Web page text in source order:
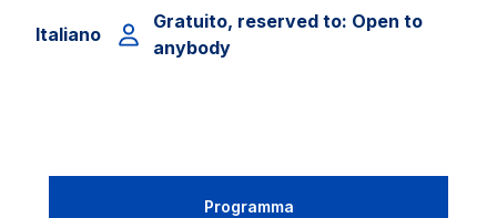
Italiano
Gratuito, reserved to: Open to
anybody
Programma